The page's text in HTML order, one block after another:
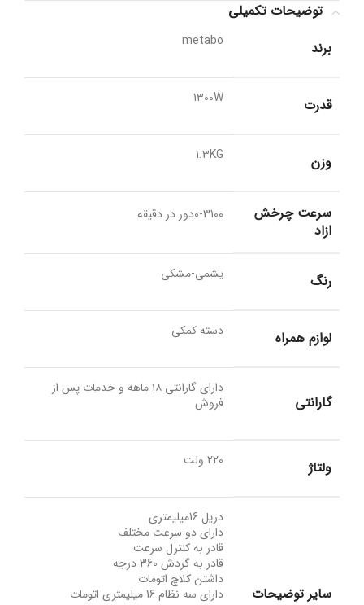
توضیحات تکمیلی
برند
metabo
قدرت 1300W
وزن 1.3KG
سرعت چرخش
ازاد
0-3100دور در دقیقه
رنگ یشمی-مشکی
لوازم همراه دسته کمکی
گارانتی
دارای گارانتی ۱۸ ماهه و خدمات پس از
فروش
ولتاژ 220 ولت
سایر توضیحات
دریل 16میلیمتری
دارای دو سرعت مختلف
قادر به کنترل سرعت
قادر به گردش 360 درجه
داشتن کلاچ اتومات
دارای سه نظام 16 میلیمتری اتومات